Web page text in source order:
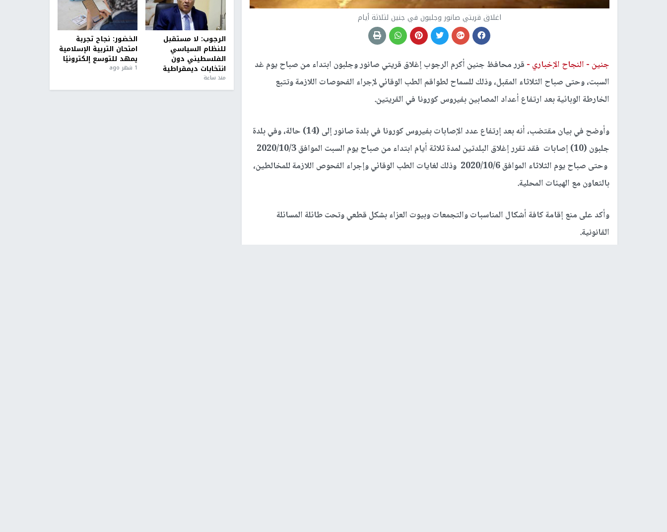
اغلاق قريتي صانور وجلبون في جنين لثلاثة أيام
جنين - النجاح الإخباري - قرر محافظ جنين أكرم الرجوب إغلاق قريتي صانور وجلبون ابتداء من صباح يوم غد
السبت، وحتى صباح الثلاثاء المقبل، وذلك للسماح لطواقم الطب الوقائي لإجراء الفحوصات اللازمة وتتبع
الخارطة الوبائية بعد ارتفاع أعداد المصابين بفيروس كورونا في القريتين.
وأوضح في بيان مقتضب، أنه بعد إرتفاع عدد الإصابات بفيروس كورونا في بلدة صانور إلى (14) حالة، وفي بلدة
جلبون (10) إصابات فقد تقرر إغلاق البلدتين لمدة ثلاثة أيام ابتداء من صباح يوم السبت الموافق 2020/10/3
وحتى صباح يوم الثلاثاء الموافق 2020/10/6 وذلك لغايات الطب الوقائي وإجراء الفحوص اللازمة للمخالطين،
بالتعاون مع الهيئات المحلية.
وأكد على منع إقامة كافة أشكال المناسبات والتجمعات وبيوت العزاء بشكل قطعي وتحت طائلة المسائلة
القانونية.
الرجوب: لا مستقبل
للنظام السياسي
الفلسطيني دون
انتخابات ديمقراطية
منذ ساعة
الخضور: نجاح تجربة
امتحان التربية الإسلامية
يمهد للتوسع إلكترونيًا
1 شهر ago